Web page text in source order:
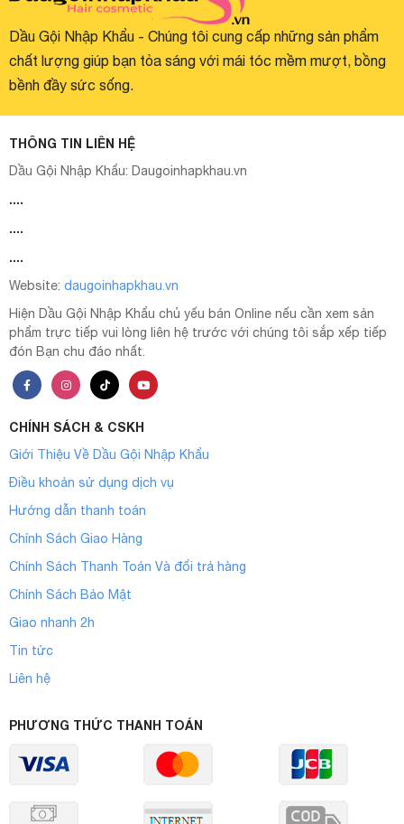
Dầu Gội Nhập Khẩu - Chúng tôi cung cấp những sản phẩm
chất lượng giúp bạn tỏa sáng với mái tóc mềm mượt, bồng
bềnh đầy sức sống.
THÔNG TIN LIÊN HỆ
Dầu Gội Nhập Khẩu: Daugoinhapkhau.vn
....
....
....
Website: daugoinhapkhau.vn
Hiện Dầu Gội Nhập Khẩu chủ yếu bán Online nếu cần xem sản
phẩm trực tiếp vui lòng liên hệ trước với chúng tôi sắp xếp tiếp
đón Bạn chu đáo nhất.
CHÍNH SÁCH & CSKH
Giới Thiệu Về Dầu Gội Nhập Khẩu
Điều khoản sử dụng dịch vụ
Hướng dẫn thanh toán
Chính Sách Giao Hàng
Chính Sách Thanh Toán Và đổi trả hàng
Chính Sách Bảo Mật
Giao nhanh 2h
Tin tức
Liên hệ
PHƯƠNG THỨC THANH TOÁN